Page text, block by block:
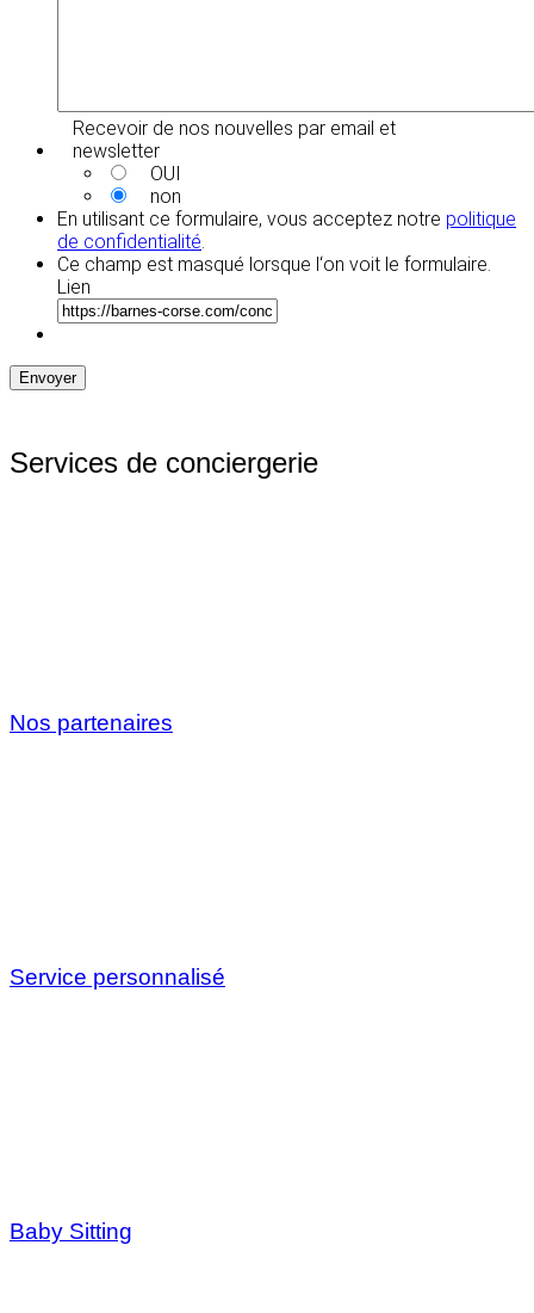
Recevoir de nos nouvelles par email et
newsletter
OUI
non
En utilisant ce formulaire, vous acceptez notre politique
de confidentialité.
Ce champ est masqué lorsque l‘on voit le formulaire.
Lien
Envoyer
Services de conciergerie
Nos partenaires
Service personnalisé
Baby Sitting